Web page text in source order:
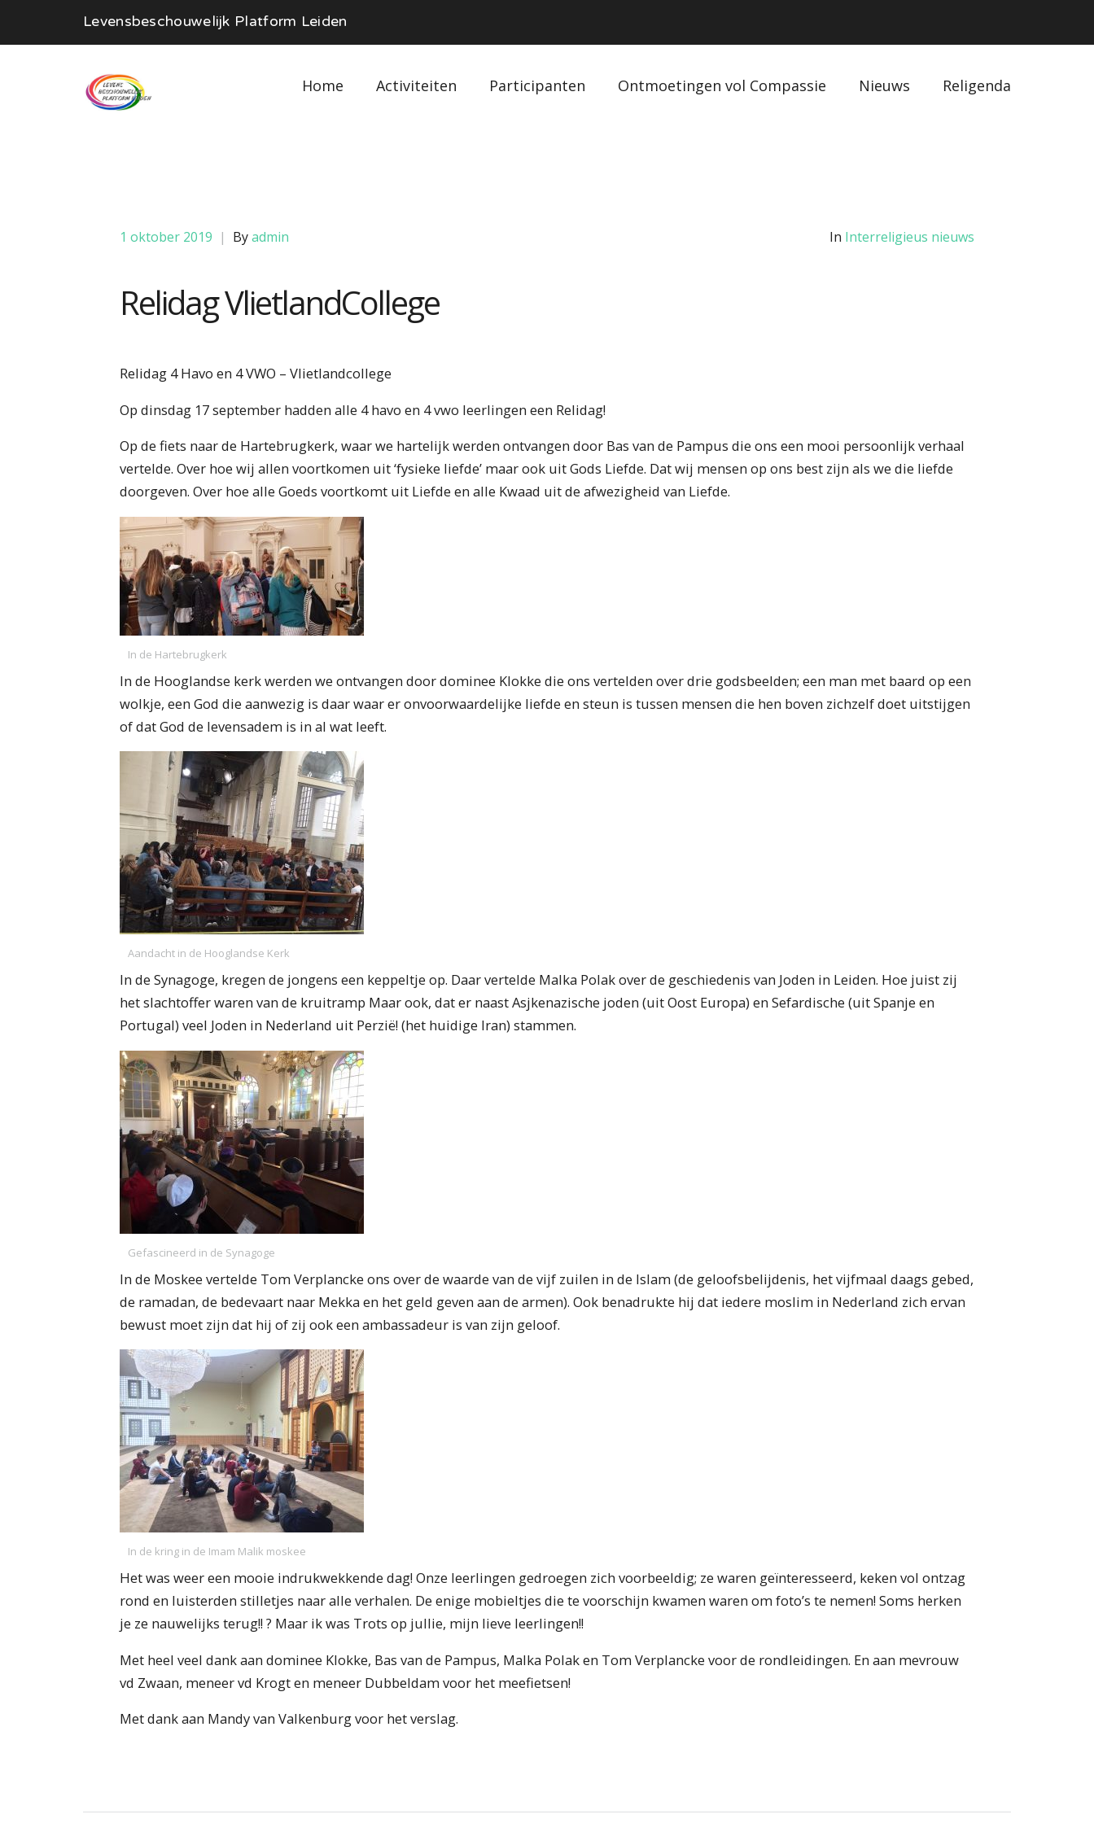
Levensbeschouwelijk Platform Leiden
Home Activiteiten Participanten Ontmoetingen vol Compassie Nieuws Religenda
1 oktober 2019 | Byadmin In Interreligieus nieuws
Relidag VlietlandCollege
Relidag 4 Havo en 4 VWO – Vlietlandcollege
Op dinsdag 17 september hadden alle 4 havo en 4 vwo leerlingen een Relidag!
Op de fiets naar de Hartebrugkerk, waar we hartelijk werden ontvangen door Bas van de Pampus die ons een mooi persoonlijk verhaal
vertelde. Over hoe wij allen voortkomen uit ‘fysieke liefde’ maar ook uit Gods Liefde. Dat wij mensen op ons best zijn als we die liefde
doorgeven. Over hoe alle Goeds voortkomt uit Liefde en alle Kwaad uit de afwezigheid van Liefde.
In de Hartebrugkerk
In de Hooglandse kerk werden we ontvangen door dominee Klokke die ons vertelden over drie godsbeelden; een man met baard op een
wolkje, een God die aanwezig is daar waar er onvoorwaardelijke liefde en steun is tussen mensen die hen boven zichzelf doet uitstijgen
of dat God de levensadem is in al wat leeft.
Aandacht in de Hooglandse Kerk
In de Synagoge, kregen de jongens een keppeltje op. Daar vertelde Malka Polak over de geschiedenis van Joden in Leiden. Hoe juist zij
het slachtoffer waren van de kruitramp Maar ook, dat er naast Asjkenazische joden (uit Oost Europa) en Sefardische (uit Spanje en
Portugal) veel Joden in Nederland uit Perzië! (het huidige Iran) stammen.
Gefascineerd in de Synagoge
In de Moskee vertelde Tom Verplancke ons over de waarde van de vijf zuilen in de Islam (de geloofsbelijdenis, het vijfmaal daags gebed,
de ramadan, de bedevaart naar Mekka en het geld geven aan de armen). Ook benadrukte hij dat iedere moslim in Nederland zich ervan
bewust moet zijn dat hij of zij ook een ambassadeur is van zijn geloof.
In de kring in de Imam Malik moskee
Het was weer een mooie indrukwekkende dag! Onze leerlingen gedroegen zich voorbeeldig; ze waren geïnteresseerd, keken vol ontzag
rond en luisterden stilletjes naar alle verhalen. De enige mobieltjes die te voorschijn kwamen waren om foto’s te nemen! Soms herken
je ze nauwelijks terug!! ? Maar ik was Trots op jullie, mijn lieve leerlingen!!
Met heel veel dank aan dominee Klokke, Bas van de Pampus, Malka Polak en Tom Verplancke voor de rondleidingen. En aan mevrouw
vd Zwaan, meneer vd Krogt en meneer Dubbeldam voor het meefietsen!
Met dank aan Mandy van Valkenburg voor het verslag.